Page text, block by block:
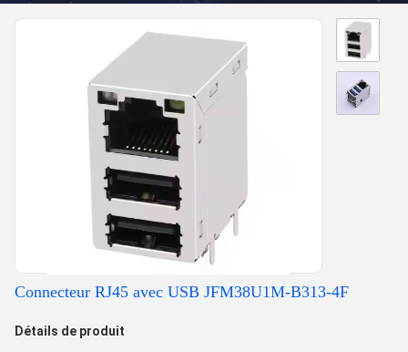
Connecteur RJ45 avec USB JFM38U1M-B313-4F
Détails de produit